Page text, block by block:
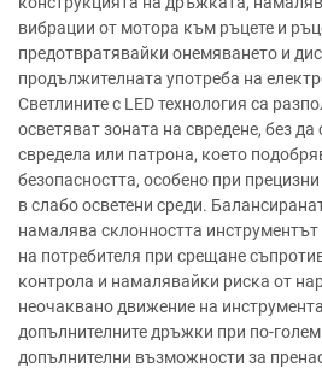
вибрации от мотора към ръцете и
предотвратявайки онемяването и
продължителната употреба на
Светлините с LED технология са
осветяват зоната на свредене, без да
свредела или патрона, което
безопасността, особено при
в слабо осветени среди.
намалява склонността
на потребителя при срещане
контрола и намалявайки риска от
неочаквано движение на
допълнителните дръжки при по-
допълнителни възможности за